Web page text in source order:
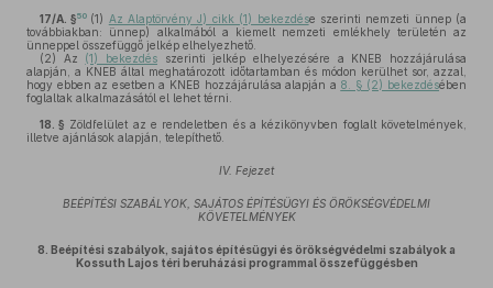
17/A. §50 (1) Az Alaptörvény J) cikk (1) bekezdése szerinti nemzeti ünnep (a
továbbiakban: ünnep) alkalmából a kiemelt nemzeti emlékhely területén az
ünneppel összefüggő jelkép elhelyezhető.
(2) Az (1) bekezdés szerinti jelkép elhelyezésére a KNEB hozzájárulása
alapján, a KNEB által meghatározott időtartamban és módon kerülhet sor, azzal,
hogy ebben az esetben a KNEB hozzájárulása alapján a 8. § (2) bekezdésében
foglaltak alkalmazásától el lehet térni.
18. § Zöldfelület az e rendeletben és a kézikönyvben foglalt követelmények,
illetve ajánlások alapján, telepíthető.
IV. Fejezet
BEÉPÍTÉSI SZABÁLYOK, SAJÁTOS ÉPÍTÉSÜGYI ÉS ÖRÖKSÉGVÉDELMI
KÖVETELMÉNYEK
8. Beépítési szabályok, sajátos építésügyi és örökségvédelmi szabályok a
Kossuth Lajos téri beruházási programmal összefüggésben